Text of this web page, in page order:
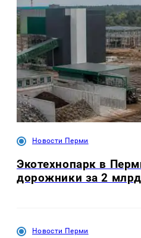
Новости Перми
Экотехнопарк в
дорожники за 2
Новости Перми